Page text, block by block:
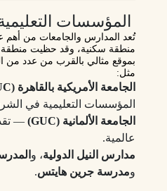
المؤسسات
تُعد المدارس والجامعات من أهم
منطقة سكنية، وقد حظيت
بموقع مثالي بالقرب من عدد من
مثل:
الجامعة الأمريكية بالقاهرة (AUC)
المؤسسات التعليمية في
الجامعة الألمانية (GUC)
—
عالمية.
مدارس النيل الدولية، و
ومدرسة جرين هايتس.